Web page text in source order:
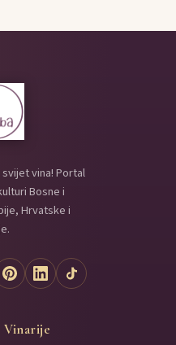
svijet vina! Portal
Bosne i
Hrvatske i
Vinarije